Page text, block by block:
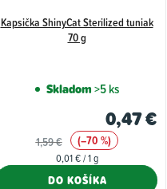
Kapsička ShinyCat Sterilized tuniak
70 g
Skladom>5 ks
0,47 €
1,59 € (–70 %)
Jednotková
0,01 € / 1 g
DO KOŠÍKA